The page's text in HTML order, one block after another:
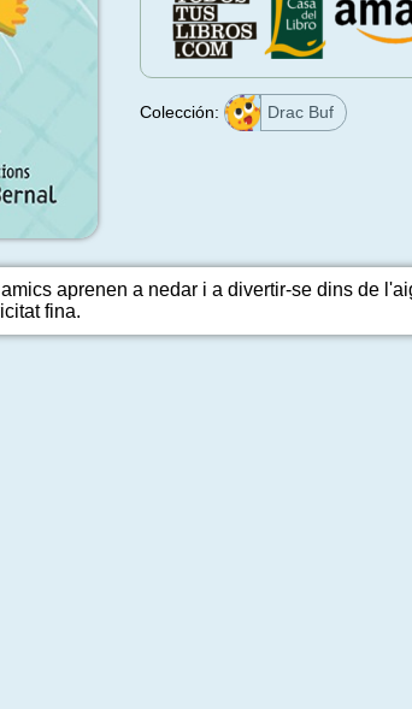
Colección: Drac Buf
aprenen a nedar i a divertir-se dins de
fina.